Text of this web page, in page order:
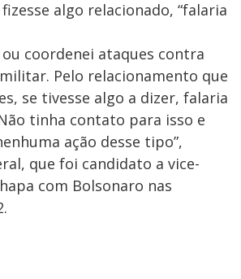
algo relacionado, “falaria
ou coordenei ataques contra
Pelo relacionamento que
se tivesse algo a dizer, falaria
tinha contato para isso e
ação desse tipo”,
que foi candidato a vice-
com Bolsonaro nas